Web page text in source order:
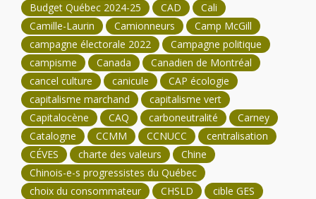
Budget Québec 2024-25
CAD
Cali
Camille-Laurin
Camionneurs
Camp McGill
campagne électorale 2022
Campagne politique
campisme
Canada
Canadien de Montréal
cancel culture
canicule
CAP écologie
capitalisme marchand
capitalisme vert
Capitalocène
CAQ carboneutralité
Carney
Catalogne
CCMM CCNUCC
centralisation
CÉVES
charte des valeurs
Chine
Chinois-e-s progressistes du Québec
choix du consommateur
CHSLD
cible GES